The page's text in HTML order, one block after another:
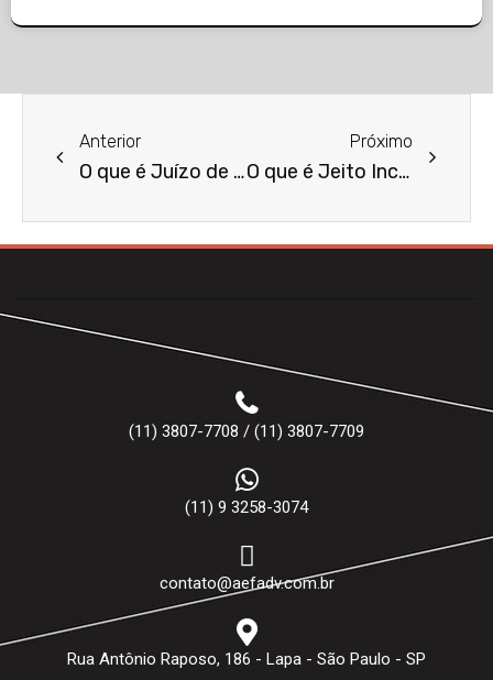
Anterior
O que é Juízo de Valor?
Próximo
O que é Jeito Incapaz?
(11) 3807-7708 / (11) 3807-7709
(11) 9 3258-3074
contato@aefadv.com.br
Rua Antônio Raposo, 186 - Lapa - São Paulo - SP